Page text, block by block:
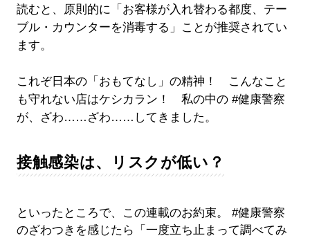
読むと、原則的に「お客様が入れ替わる都度、テー
ブル・カウンターを消毒する」ことが推奨されてい
ます。
これぞ日本の「おもてなし」の精神！ こんなこと
も守れない店はケシカラン！ 私の中の #健康警察
が、ざわ……ざわ……してきました。
接触感染は、リスクが低い？
といったところで、この連載のお約束。 #健康警察
のざわつきを感じたら「一度立ち止まって調べてみ